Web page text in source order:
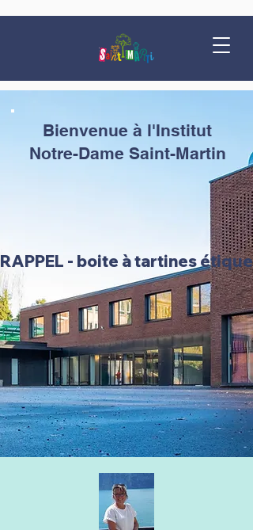
Bienvenue à l'Institut
Notre-Dame Saint-Martin
RAPPEL - boite à tartines